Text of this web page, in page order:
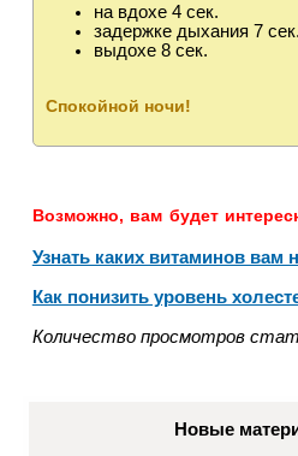
на вдохе 4 сек.
задержке дыхания 7
выдохе 8 сек.
Спокойной ночи!
Возможно, вам будет
Узнать каких витаминов вам
Как понизить уровень
Количество просмотров
Новые